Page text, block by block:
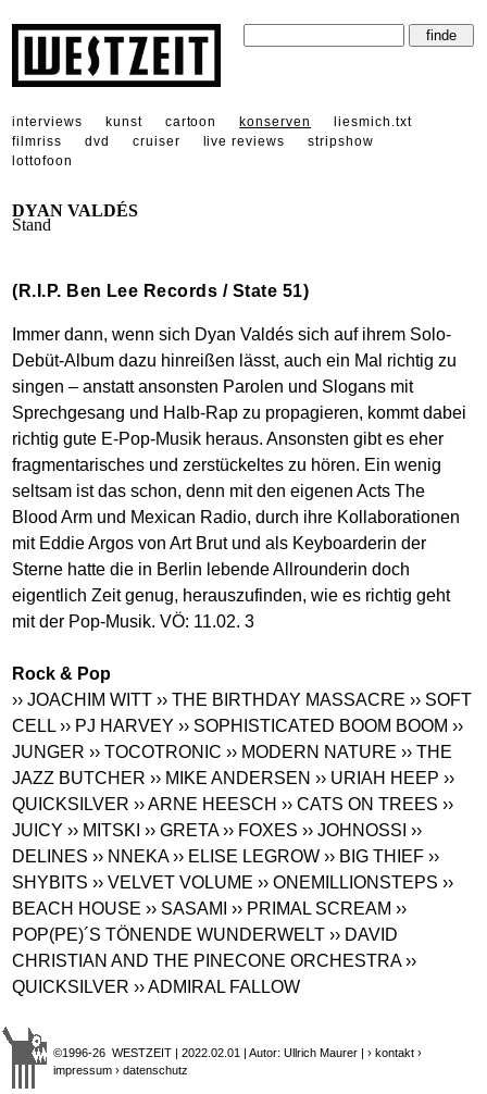
interviews kunst cartoon konserven
liesmich.txt
filmriss
dvd cruiser live reviews
stripshow
lottofoon
DYAN VALDÉS
Stand
(R.I.P. Ben Lee Records / State 51)
Immer dann, wenn sich Dyan Valdés sich auf ihrem Solo-
Debüt-Album dazu hinreißen lässt, auch ein Mal richtig zu
singen – anstatt ansonsten Parolen und Slogans mit
Sprechgesang und Halb-Rap zu propagieren, kommt dabei
richtig gute E-Pop-Musik heraus. Ansonsten gibt es eher
fragmentarisches und zerstückeltes zu hören. Ein wenig
seltsam ist das schon, denn mit den eigenen Acts The
Blood Arm und Mexican Radio, durch ihre Kollaborationen
mit Eddie Argos von Art Brut und als Keyboarderin der
Sterne hatte die in Berlin lebende Allrounderin doch
eigentlich Zeit genug, herauszufinden, wie es richtig geht
mit der Pop-Musik. VÖ: 11.02. 3
Rock & Pop
›› JOACHIM WITT ›› THE BIRTHDAY MASSACRE ›› SOFT
CELL ›› PJ HARVEY ›› SOPHISTICATED BOOM BOOM ››
JUNGER ›› TOCOTRONIC ›› MODERN NATURE ›› THE
JAZZ BUTCHER ›› MIKE ANDERSEN ›› URIAH HEEP ››
QUICKSILVER ›› ARNE HEESCH ›› CATS ON TREES ››
JUICY ›› MITSKI ›› GRETA ›› FOXES ›› JOHNOSSI ››
DELINES ›› NNEKA ›› ELISE LEGROW ›› BIG THIEF ››
SHYBITS ›› VELVET VOLUME ›› ONEMILLIONSTEPS ››
BEACH HOUSE ›› SASAMI ›› PRIMAL SCREAM ››
POP(PE)´S TÖNENDE WUNDERWELT ›› DAVID
CHRISTIAN AND THE PINECONE ORCHESTRA ››
QUICKSILVER ›› ADMIRAL FALLOW
©1996-26 WESTZEIT | 2022.02.01 | Autor: Ullrich Maurer |› kontakt ›
impressum › datenschutz